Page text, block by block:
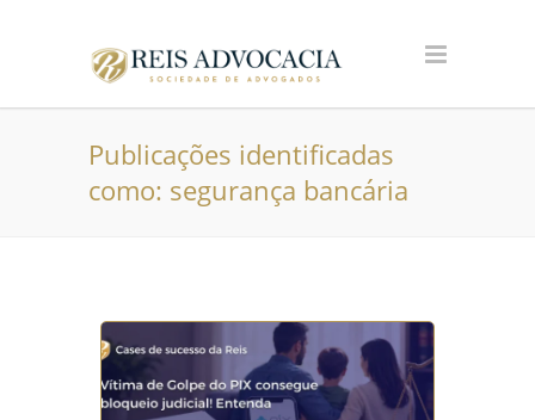
Publicações identificadas
como: segurança bancária